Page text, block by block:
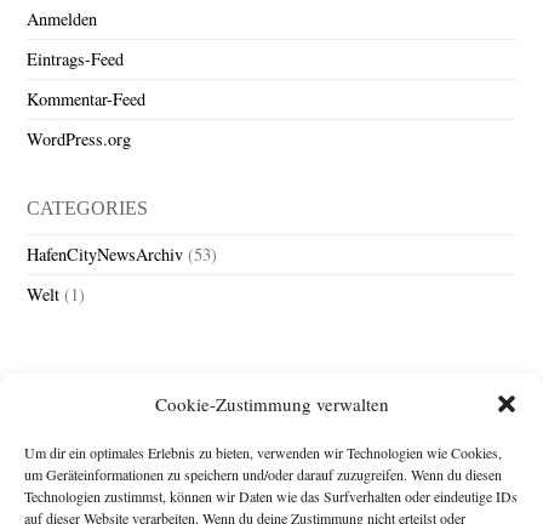
Cookie-Zustimmung verwalten
Um dir ein optimales Erlebnis zu bieten, verwenden wir Technologien wie Cookies,
um Geräteinformationen zu speichern und/oder darauf zuzugreifen. Wenn du diesen
Technologien zustimmst, können wir Daten wie das Surfverhalten oder eindeutige IDs
auf dieser Website verarbeiten. Wenn du deine Zustimmung nicht erteilst oder
Anmelden
Eintrags-Feed
Kommentar-Feed
WordPress.org
CATEGORIES
HafenCityNewsArchiv (53)
Welt (1)
Impressum